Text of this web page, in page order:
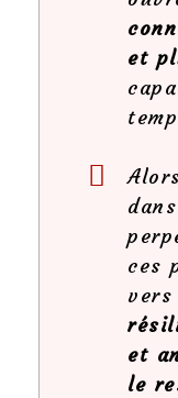
et
ces
vers
et
le